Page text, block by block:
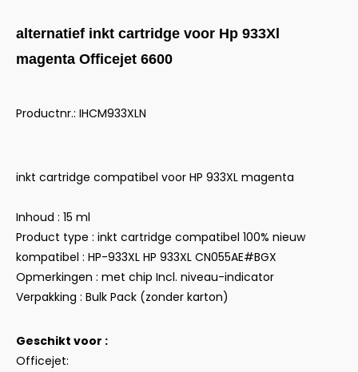
alternatief inkt cartridge voor Hp 933Xl
magenta Officejet 6600
Productnr.: IHCM933XLN
inkt cartridge compatibel voor HP 933XL magenta
Inhoud : 15 ml
Product type : inkt cartridge compatibel 100% nieuw
kompatibel : HP-933XL HP 933XL CN055AE#BGX
Opmerkingen : met chip Incl. niveau-indicator
Verpakking : Bulk Pack (zonder karton)
Geschikt voor :
Officejet: